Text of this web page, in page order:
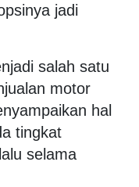
jadi
salah satu
motor
hal
tingkat
selama